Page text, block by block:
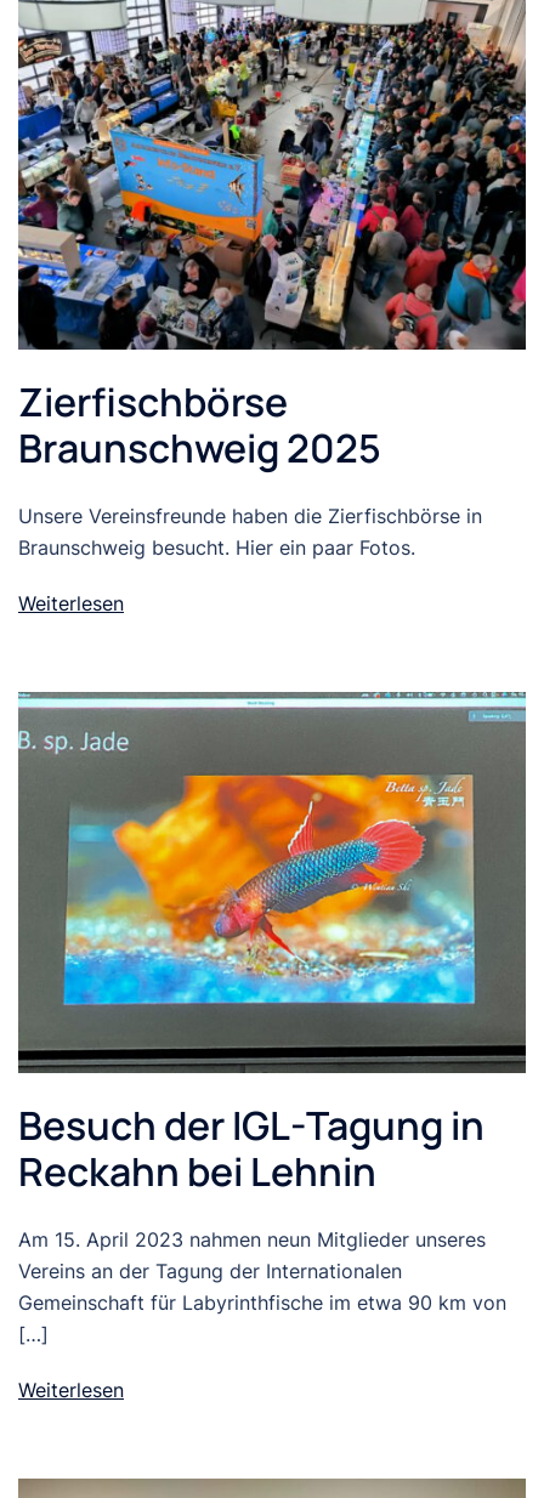
Zierfischbörse
Braunschweig 2025
Unsere Vereinsfreunde haben die Zierfischbörse in
Braunschweig besucht. Hier ein paar Fotos.
Weiterlesen
Besuch der IGL-Tagung in
Reckahn bei Lehnin
Am 15. April 2023 nahmen neun Mitglieder unseres
Vereins an der Tagung der Internationalen
Gemeinschaft für Labyrinthfische im etwa 90 km von
[…]
Weiterlesen